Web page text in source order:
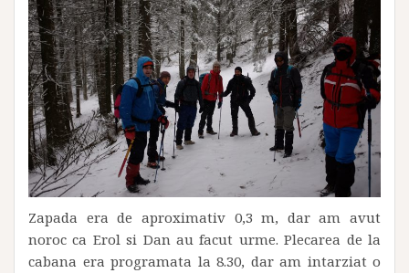
Zapada era de aproximativ 0,3 m, dar am avut
noroc ca Erol si Dan au facut urme. Plecarea de la
cabana era programata la 8.30, dar am intarziat o